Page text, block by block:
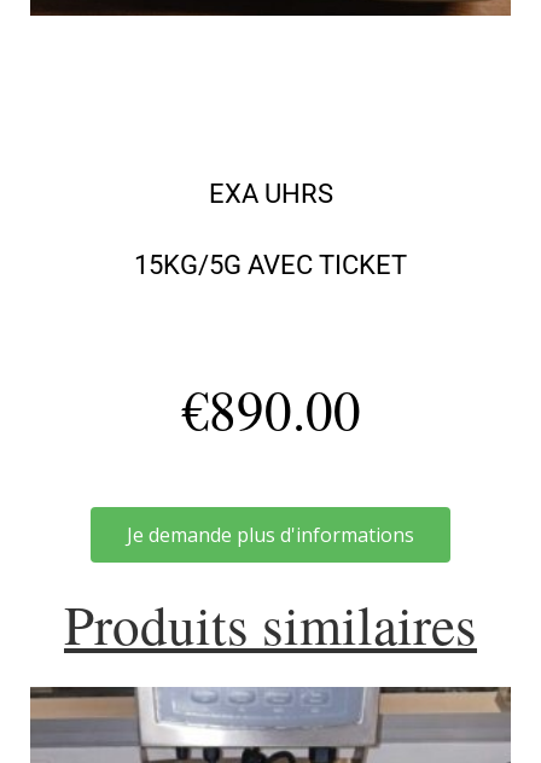
EXA UHRS
15KG/5G AVEC TICKET
€890.00
Je demande plus d'informations
Produits similaires